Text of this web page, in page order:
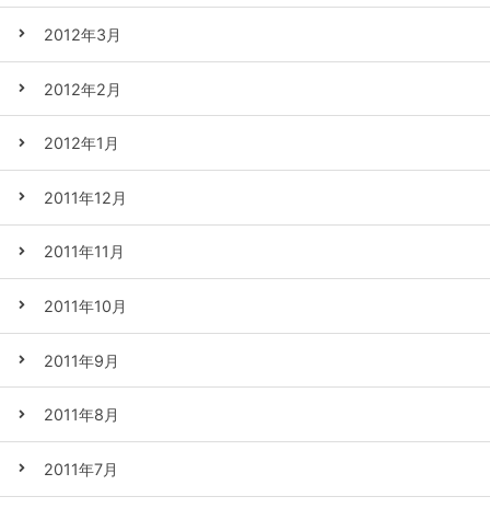
2012年3月
2012年2月
2012年1月
2011年12月
2011年11月
2011年10月
2011年9月
2011年8月
2011年7月